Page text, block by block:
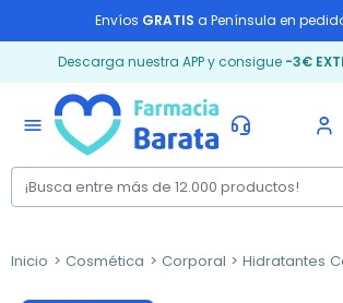
Envíos GRATIS a Península en
Descarga nuestra APP y consigue -3€
menu
Inicio Cosmética Corporal Hidratantes